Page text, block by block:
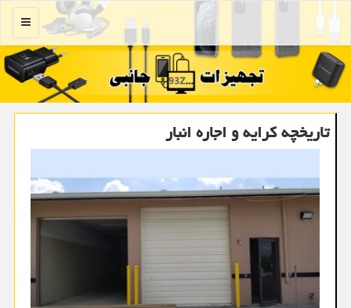
منو
تاریخچه کرایه و اجاره انبار